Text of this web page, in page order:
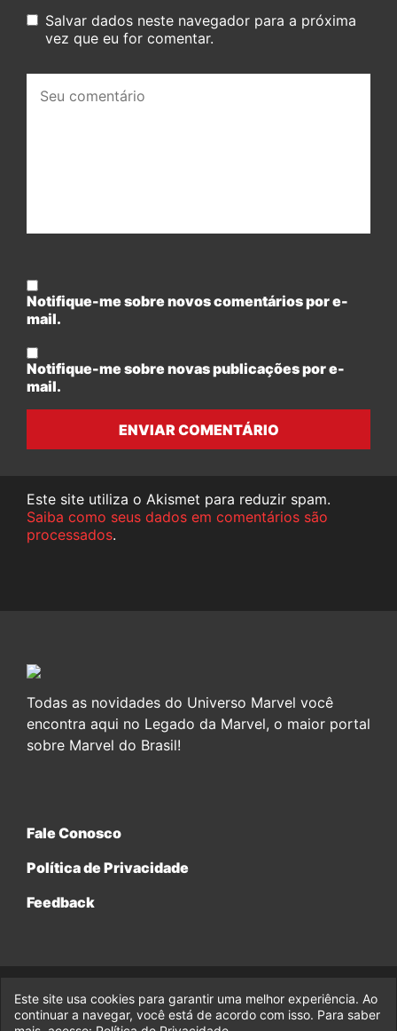
Salvar dados neste navegador para a próxima
vez que eu for comentar.
comentário:
Notifique-me sobre novos comentários por e-
mail.
Notifique-me sobre novas publicações por e-
mail.
ENVIAR COMENTÁRIO
Este site utiliza o Akismet para reduzir spam.
Saiba como seus dados em comentários são
processados.
Todas as novidades do Universo Marvel você
encontra aqui no Legado da Marvel, o maior portal
sobre Marvel do Brasil!
Fale Conosco
Política de Privacidade
Feedback
© 2017-2026 Legado da Marvel, uma empresa da Legado
Enterprises.
Este site usa cookies para garantir uma melhor experiência. Ao
continuar a navegar, você está de acordo com isso. Para saber